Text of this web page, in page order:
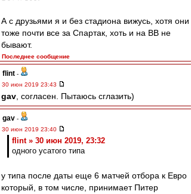
А с друзьями я и без стадиона вижусь, хотя они
тоже почти все за Спартак, хоть и на ВВ не
бывают.
Последнее сообщение
flint -
30 июн 2019 23:43
gav , согласен. Пытаюсь сглазить)
gav -
30 июн 2019 23:40
flint » 30 июн 2019, 23:32
одного усатого типа
у типа после даты еще 6 матчей отбора к Евро
который, в том числе, принимает Питер